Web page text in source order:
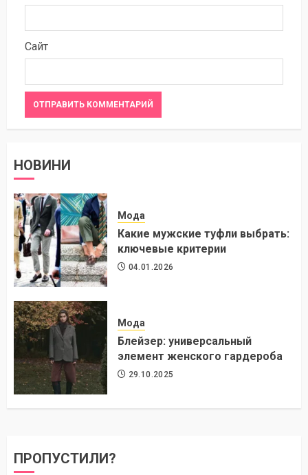
Сайт
НОВИНИ
Мода
Какие мужские туфли выбрать:
ключевые критерии
04.01.2026
Мода
Блейзер: универсальный
элемент женского гардероба
29.10.2025
ПРОПУСТИЛИ?